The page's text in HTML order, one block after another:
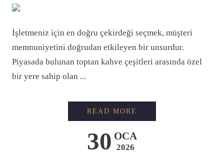
İşletmeniz için en doğru çekirdeği seçmek, müşteri
memnuniyetini doğrudan etkileyen bir unsurdur.
Piyasada bulunan toptan kahve çeşitleri arasında özel
bir yere sahip olan ...
30 OCA
2026
READ MORE